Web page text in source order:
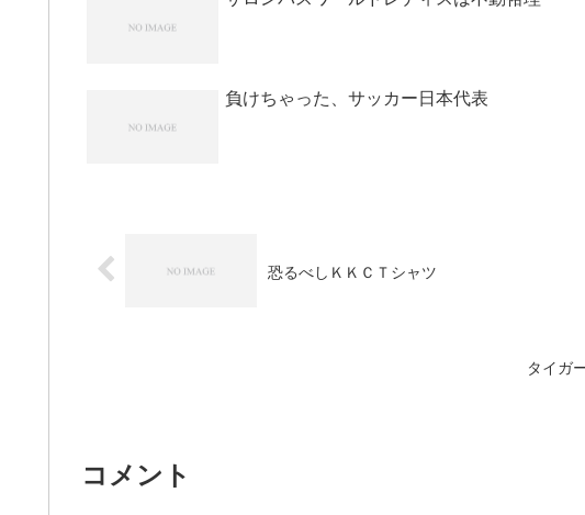
負けちゃった、サッカー日本代表
恐るべしＫＫＣＴシャツ
タイガ
コメント